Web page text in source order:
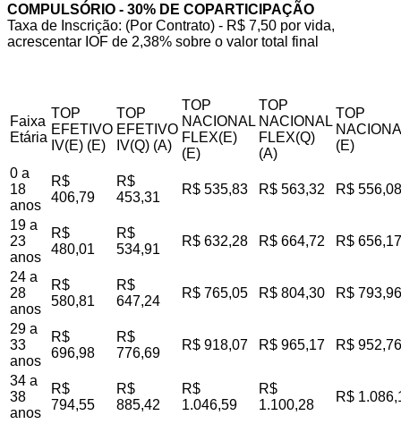
COMPULSÓRIO - 30% DE COPARTICIPAÇÃO
Taxa de Inscrição: (Por Contrato) - R$ 7,50 por vida,
acrescentar IOF de 2,38% sobre o valor total final
Faixa
Etária
TOP
EFETIVO
IV(E) (E)
TOP
EFETIVO
IV(Q) (A)
TOP
NACIONAL
FLEX(E)
(E)
TOP
NACIONAL
FLEX(Q)
(A)
TOP
(E)
0 a
18
anos
R$
406,79
R$
453,31
R$ 535,83 R$ 563,32 R$ 556,08
19 a
23
anos
R$
480,01
R$
534,91
R$ 632,28 R$ 664,72 R$ 656,17
24 a
28
anos
R$
580,81
R$
647,24
R$ 765,05 R$ 804,30 R$ 793,96
29 a
33
anos
R$
696,98
R$
776,69
R$ 918,07 R$ 965,17 R$ 952,76
34 a
38
anos
R$
794,55
R$
885,42
R$
1.046,59
R$
1.100,28
R$